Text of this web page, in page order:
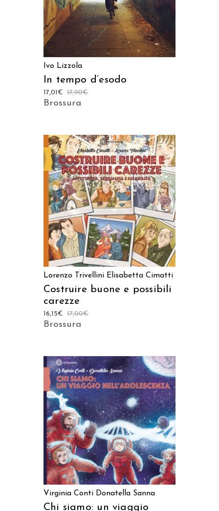
Ivo Lizzola
In tempo d’esodo
17,90€
17,01 €
Brossura
AGGIUNGI AL CARRELLO
Lorenzo Trivellini Elisabetta Cimatti
Costruire buone e possibili
carezze
17,00€
16,15€
Brossura
AGGIUNGI AL CARRELLO
Virginia Conti Donatella Sanna
Chi siamo: un viaggio